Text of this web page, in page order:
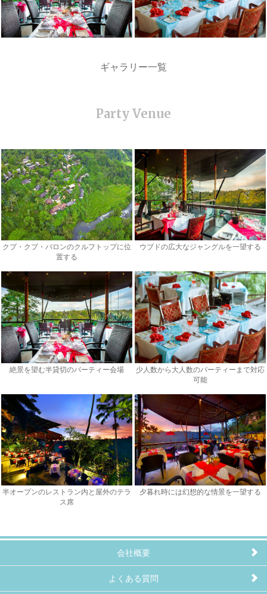
ギャラリー一覧
クプ・クプ・バロンのクルフトップに位
置する
ウブドの広大なジャングルを一望する
絶景を望む半貸切のパーティー会場
少人数から大人数のパーティーまで対応
可能
半オープンのレストラン内と屋外のテラ
ス席
夕暮れ時には幻想的な情景を一望する
会社概要
よくある質問